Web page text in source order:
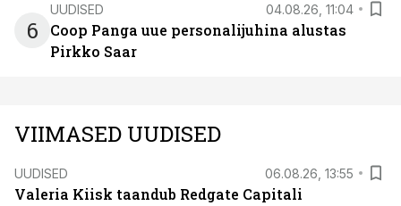
6
UUDISED 04.08.26, 11:04
Coop Panga uue personalijuhina alustas
Pirkko Saar
VIIMASED UUDISED
UUDISED 06.08.26, 13:55
Valeria Kiisk taandub Redgate Capitali